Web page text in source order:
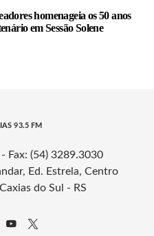
homenageia os 50 anos
em Sessão Solene
93.5 FM
Fax: (54) 3289.3030
Ed. Estrela, Centro
do Sul - RS